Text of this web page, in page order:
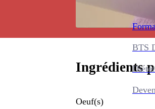
BTS
Ingrédients
Oeuf(s)